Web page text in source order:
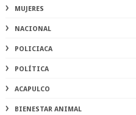
MUJERES
NACIONAL
POLICIACA
POLÍTICA
ACAPULCO
BIENESTAR ANIMAL